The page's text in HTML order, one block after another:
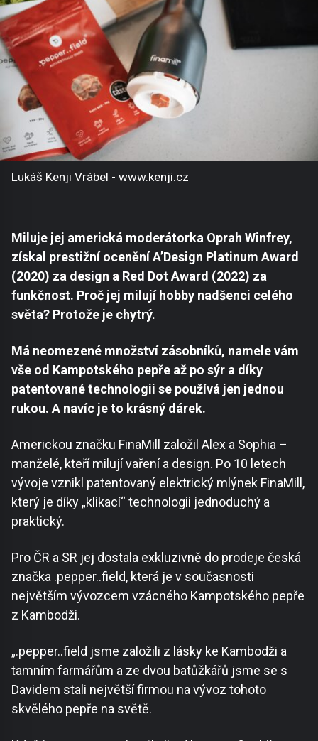
Lukáš Kenji Vrábel - www.kenji.cz
Miluje jej americká moderátorka Oprah Winfrey,
získal prestižní ocenění A’Design Platinum Award
(2020) za design a Red Dot Award (2022) za
funkčnost. Proč jej milují hobby nadšenci celého
světa? Protože je chytrý.
Má neomezené množství zásobníků, namele vám
vše od Kampotského pepře až po sýr a díky
patentované technologii se používá jen jednou
rukou. A navíc je to krásný dárek.
Americkou značku FinaMill založil Alex a Sophia –
manželé, kteří milují vaření a design. Po 10 letech
vývoje vznikl patentovaný elektrický mlýnek FinaMill,
který je díky „klikací“ technologii jednoduchý a
praktický.
Pro ČR a SR jej dostala exkluzivně do prodeje česká
značka .pepper..field, která je v současnosti
největším vývozcem vzácného Kampotského pepře
z Kambodži.
„.pepper..field jsme založili z lásky ke Kambodži a
tamním farmářům a ze dvou batůžkářů jsme se s
Davidem stali největší firmou na vývoz tohoto
skvělého pepře na světě.